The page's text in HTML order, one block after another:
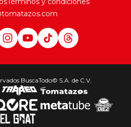
BuscaTodo© S.A. de C.V.